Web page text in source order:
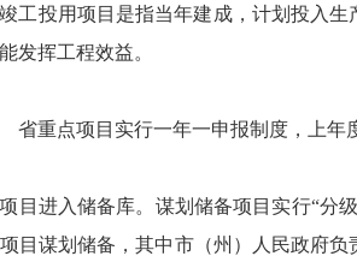
竣工投用项目是指当年建成，计划投入
发挥工程效益。
省重点项目实行一年一申报制度，上年
项目进入储备库。谋划储备项目实行“
目谋划储备，其中市（州）人民政府